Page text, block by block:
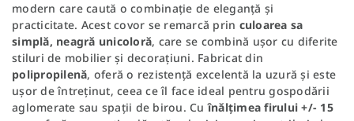
modern care caută o combinație de eleganță și
practicitate. Acest covor se remarcă prin culoarea sa
simplă, neagră unicoloră, care se combină ușor cu diferite
stiluri de mobilier și decorațiuni. Fabricat din
polipropilenă, oferă o rezistență excelentă la uzură și este
ușor de întreținut, ceea ce îl face ideal pentru gospodării
aglomerate sau spații de birou. Cuînălțimea firului +/- 15